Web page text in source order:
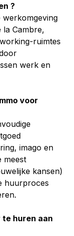
?
werkomgeving
la Cambre,
ruimtes
werk en
voor
imago en
meest
kansen)
huurproces
te huren aan